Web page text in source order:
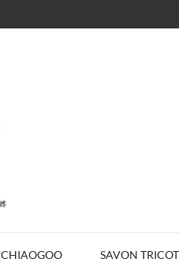
CHIAOGOO SAVON TRICOT